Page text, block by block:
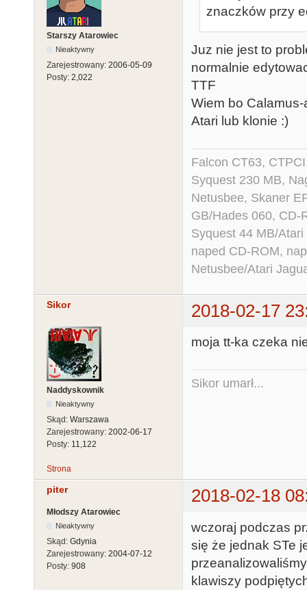
Starszy Atarowiec
Nieaktywny
Zarejestrowany: 2006-05-09
Posty: 2,022
znaczków przy
Juz nie jest to
normalnie
TTF
Wiem bo
Atari lub klonie :)
Falcon CT63,
Syquest 230 MB,
Netusbee, Skaner
GB/Hades 060, CD-
Syquest 44 MB/
naped CD-ROM,
Netusbee/Atari
Sikor 2018-02-17
Naddyskownik
Nieaktywny
Skąd: Warszawa
Zarejestrowany: 2002-06-17
Posty: 11,122
moja tt-ka czeka
Sikor umarł...
Strona
piter 2018-02-18
Młodszy Atarowiec
Nieaktywny
Skąd: Gdynia
Zarejestrowany: 2004-07-12
Posty: 908
wczoraj podczas
się że jednak STe
klawiszy